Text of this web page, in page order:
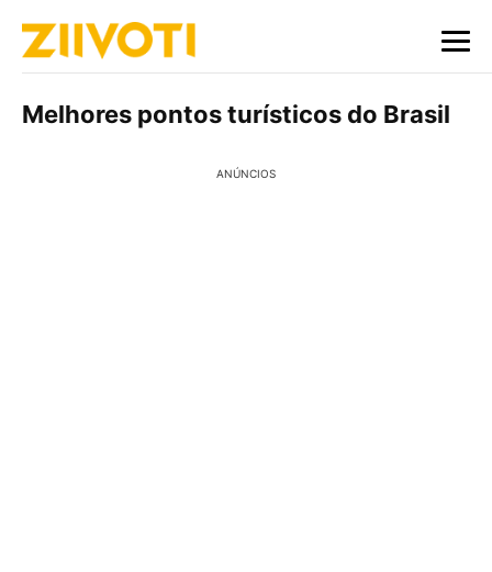
Melhores pontos turísticos do Brasil
ANÚNCIOS